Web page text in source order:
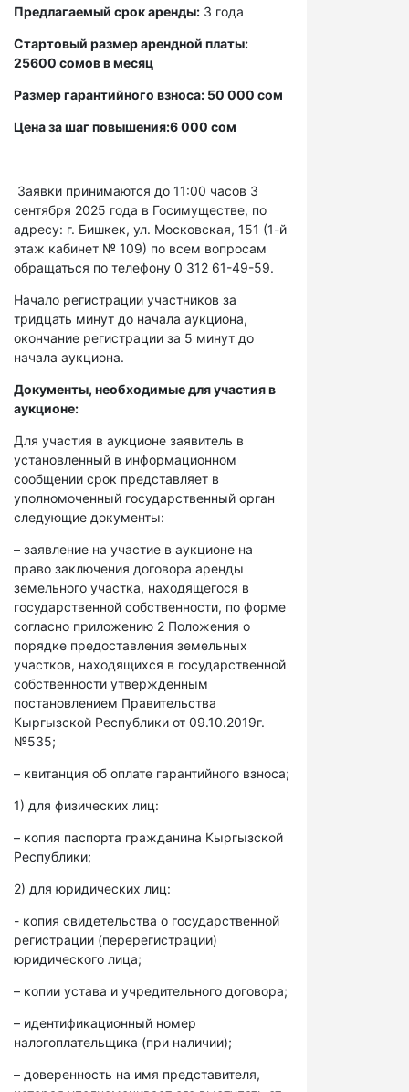
Предлагаемый срок аренды: 3 года
Стартовый размер арендной платы:
25600 сомов в месяц
Размер гарантийного взноса: 50 000 сом
Цена за шаг повышения:6 000 сом
Заявки принимаются до 11:00 часов 3
сентября 2025 года в Госимуществе, по
адресу: г. Бишкек, ул. Московская, 151 (1-й
этаж кабинет № 109) по всем вопросам
обращаться по телефону 0 312 61-49-59.
Начало регистрации участников за
тридцать минут до начала аукциона,
окончание регистрации за 5 минут до
начала аукциона.
Документы, необходимые для участия в
аукционе:
Для участия в аукционе заявитель в
установленный в информационном
сообщении срок представляет в
уполномоченный государственный орган
следующие документы:
– заявление на участие в аукционе на
право заключения договора аренды
земельного участка, находящегося в
государственной собственности, по форме
согласно приложению 2 Положения о
порядке предоставления земельных
участков, находящихся в государственной
собственности утвержденным
постановлением Правительства
Кыргызской Республики от 09.10.2019г.
№535;
– квитанция об оплате гарантийного взноса;
1) для физических лиц:
– копия паспорта гражданина Кыргызской
Республики;
2) для юридических лиц:
- копия свидетельства о государственной
регистрации (перерегистрации)
юридического лица;
– копии устава и учредительного договора;
– идентификационный номер
налогоплательщика (при наличии);
– доверенность на имя представителя,